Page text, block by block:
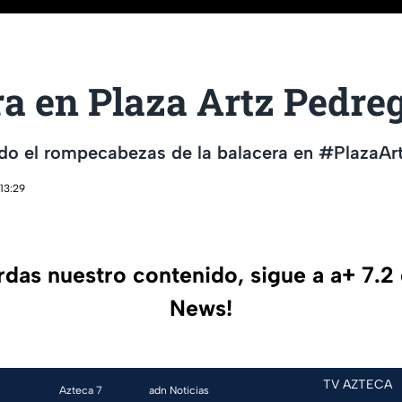
en Plaza Artz
el rompecabezas de la balacera en
nuestro contenido, sigue a a+ 7.2
News!
Azteca 7 adn Noticias TV AZTECA